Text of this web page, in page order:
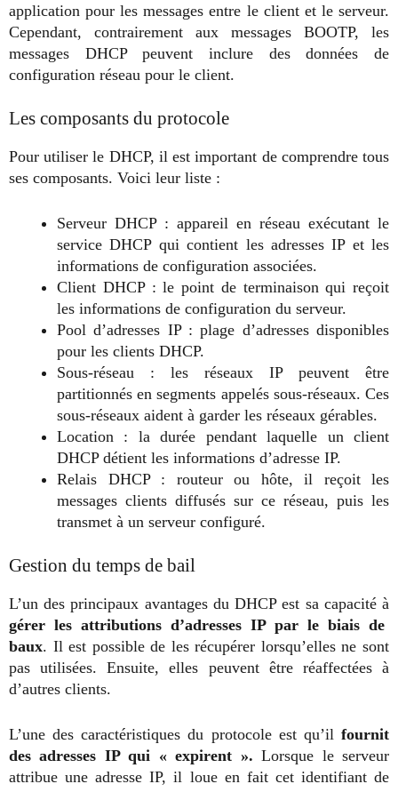
application pour les messages entre le client et le serveur.
Cependant, contrairement aux messages BOOTP, les
messages DHCP peuvent inclure des données de
configuration réseau pour le client.
Les composants du protocole
Pour utiliser le DHCP, il est important de comprendre tous
ses composants. Voici leur liste :
Serveur DHCP : appareil en réseau exécutant le
service DHCP qui contient les adresses IP et les
informations de configuration associées.
Client DHCP : le point de terminaison qui reçoit
les informations de configuration du serveur.
Pool d’adresses IP : plage d’adresses disponibles
pour les clients DHCP.
Sous-réseau : les réseaux IP peuvent être
partitionnés en segments appelés sous-réseaux. Ces
sous-réseaux aident à garder les réseaux gérables.
Location : la durée pendant laquelle un client
DHCP détient les informations d’adresse IP.
Relais DHCP : routeur ou hôte, il reçoit les
messages clients diffusés sur ce réseau, puis les
transmet à un serveur configuré.
Gestion du temps de bail
L’un des principaux avantages du DHCP est sa capacité à
gérer les attributions d’adresses IP par le biais de
baux. Il est possible de les récupérer lorsqu’elles ne sont
pas utilisées. Ensuite, elles peuvent être réaffectées à
d’autres clients.
L’une des caractéristiques du protocole est qu’il fournit
des adresses IP qui « expirent ». Lorsque le serveur
attribue une adresse IP, il loue en fait cet identifiant de